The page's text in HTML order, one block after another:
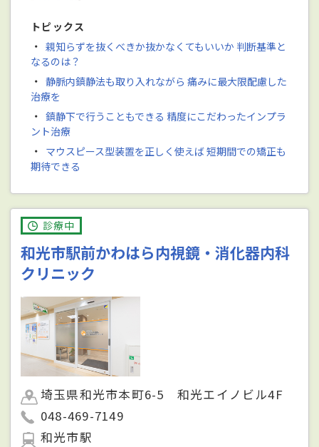
トピックス
・ 親知らずを抜くべきか抜かなくてもいいか 判断基準と
なるのは？
・ 静脈内鎮静法も取り入れながら 痛みに最大限配慮した
治療を
・ 鎮静下で行うこともできる 精度にこだわったインプラ
ント治療
・ マウスピース型装置を正しく使えば 短期間での矯正も
期待できる
診療中
和光市駅前かわはら内視鏡・消化器内科
クリニック
埼玉県和光市本町6-5 和光エイノビル4F
048-469-7149
和光市駅